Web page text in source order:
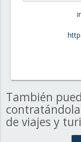
También
de viajes y